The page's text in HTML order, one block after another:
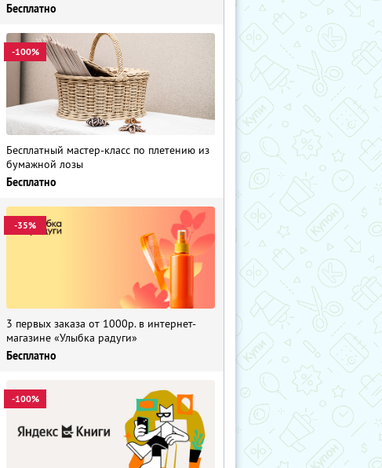
Бесплатно
-100%
Бесплатный мастер-класс по плетению из
бумажной лозы
Бесплатно
-35%
3 первых заказа от 1000р. в интернет-
магазине «Улыбка радуги»
Бесплатно
-100%